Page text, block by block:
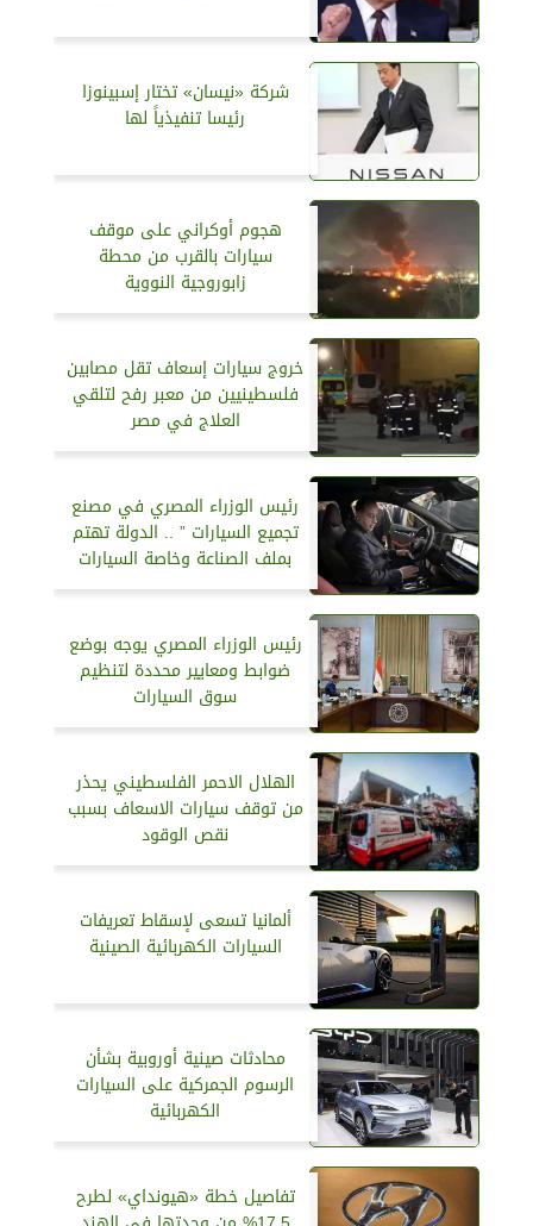
شركة «نيسان» تختار إسبينوزا
رئيسا تنفيذياً لها
هجوم أوكراني على موقف
سيارات بالقرب من محطة
زابوروجية النووية
خروج سيارات إسعاف تقل مصابين
فلسطينيين من معبر رفح لتلقي
العلاج في مصر
رئيس الوزراء المصري في مصنع
تجميع السيارات ” .. الدولة تهتم
بملف الصناعة وخاصة السيارات
رئيس الوزراء المصري يوجه بوضع
ضوابط ومعايير محددة لتنظيم
سوق السيارات
الهلال الاحمر الفلسطيني يحذر
من توقف سيارات الاسعاف بسبب
نقص الوقود
ألمانيا تسعى لإسقاط تعريفات
السيارات الكهربائية الصينية
محادثات صينية أوروبية بشأن
الرسوم الجمركية على السيارات
الكهربائية
تفاصيل خطة «هيونداي» لطرح